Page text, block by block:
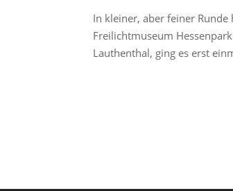
In kleiner, aber feiner
Freilichtmuseum
Lauthenthal, ging es erst